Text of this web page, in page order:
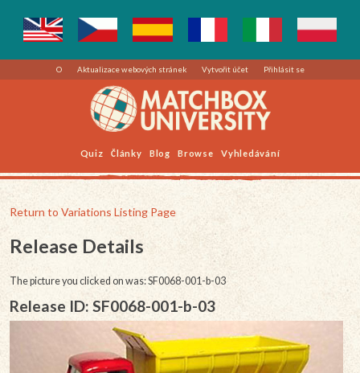
O Aktualizace webových stránek Vytvořit účet Přihlásit se
Quiz Články Blog Browse Vyhledávání
Return to Variations Listing Page
Release Details
The picture you clicked on was: SF0068-001-b-03
Release ID: SF0068-001-b-03